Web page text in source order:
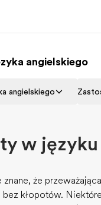
angielskiego
angielskiego
w
znane, że
kłopotów.